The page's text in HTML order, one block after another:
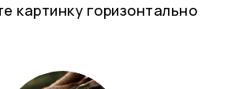
картинку горизонтально